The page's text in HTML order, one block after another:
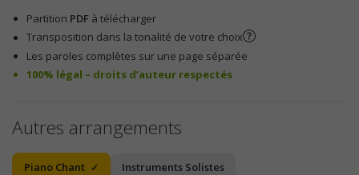
Partition PDF à télécharger
Transposition dans la tonalité de votre choix
Les paroles complètes sur une page séparée
100% légal – droits d’auteur respectés
Autres arrangements
Piano Chant Instruments Solistes